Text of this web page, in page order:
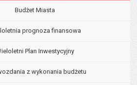
Budżet Miasta
prognoza finansowa
Plan Inwestycyjny
z wykonania budżetu